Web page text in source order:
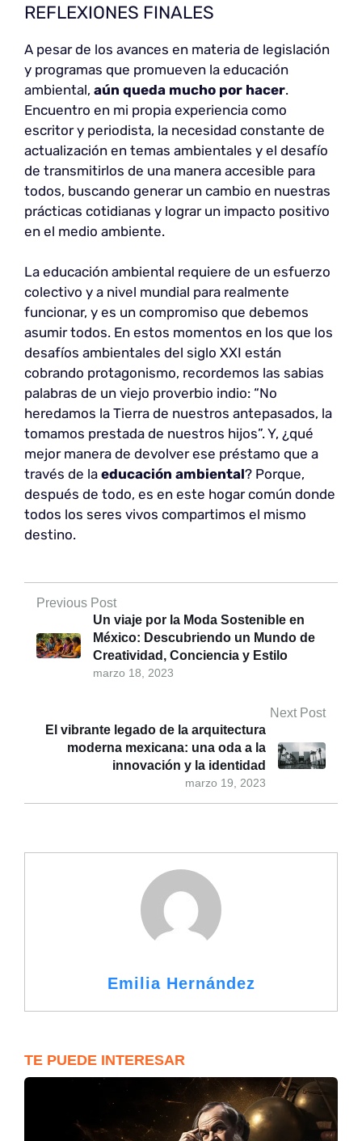
REFLEXIONES FINALES
A pesar de los avances en materia de legislación
y programas que promueven la educación
ambiental, aún queda mucho por hacer.
Encuentro en mi propia experiencia como
escritor y periodista, la necesidad constante de
actualización en temas ambientales y el desafío
de transmitirlos de una manera accesible para
todos, buscando generar un cambio en nuestras
prácticas cotidianas y lograr un impacto positivo
en el medio ambiente.
La educación ambiental requiere de un esfuerzo
colectivo y a nivel mundial para realmente
funcionar, y es un compromiso que debemos
asumir todos. En estos momentos en los que los
desafíos ambientales del siglo XXI están
cobrando protagonismo, recordemos las sabias
palabras de un viejo proverbio indio: “No
heredamos la Tierra de nuestros antepasados, la
tomamos prestada de nuestros hijos”. Y, ¿qué
mejor manera de devolver ese préstamo que a
través de la educación ambiental? Porque,
después de todo, es en este hogar común donde
todos los seres vivos compartimos el mismo
destino.
Previous Post
marzo 18, 2023
Un viaje por la Moda Sostenible en
México: Descubriendo un Mundo de
Creatividad, Conciencia y Estilo
Next Post
marzo 19, 2023
El vibrante legado de la arquitectura
moderna mexicana: una oda a la
innovación y la identidad
Emilia Hernández
TE PUEDE INTERESAR